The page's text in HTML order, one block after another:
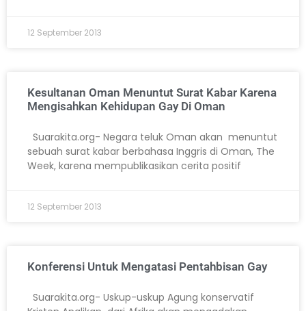
12 September 2013
Kesultanan Oman Menuntut Surat Kabar Karena
Mengisahkan Kehidupan Gay Di Oman
Suarakita.org- Negara teluk Oman akan menuntut
sebuah surat kabar berbahasa Inggris di Oman, The
Week, karena mempublikasikan cerita positif
12 September 2013
Konferensi Untuk Mengatasi Pentahbisan Gay
Suarakita.org- Uskup-uskup Agung konservatif